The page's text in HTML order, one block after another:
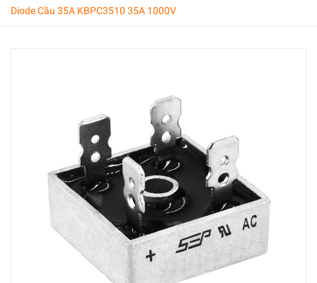
Diode Cầu 35A KBPC3510 35A 1000V